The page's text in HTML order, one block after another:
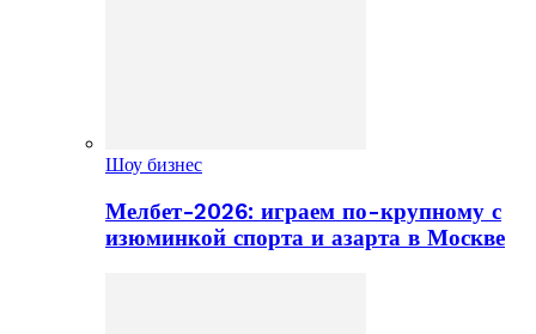
Шоу бизнес
Мелбет-2026: играем по-крупному с
изюминкой спорта и азарта в Москве